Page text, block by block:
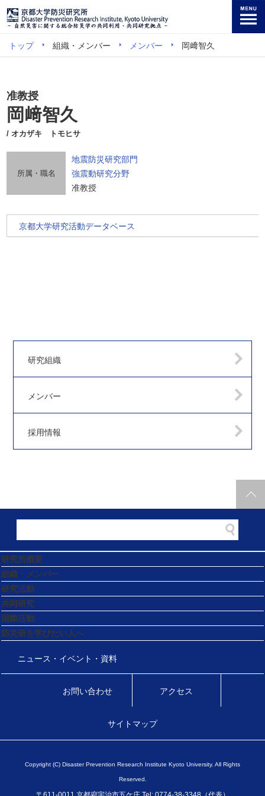
トップ 組織・メンバー メンバー 岡﨑智久
准教授
岡﨑智久
/ オカザキ トモヒサ
所属・職名
地震防災研究部門
強震動研究分野
准教授
京都大学研究活動データベース
研究組織
メンバー
採用情報
研究所概要
組織・メンバー
研究活動
共同研究
国際活動
防災研を学びたい人へ
ニュース・イベント・資料
お問い合わせ アクセス
サイトマップ
Copyright (C) Disaster Prevention Research Institute Kyoto University. All Rights
Reserved.